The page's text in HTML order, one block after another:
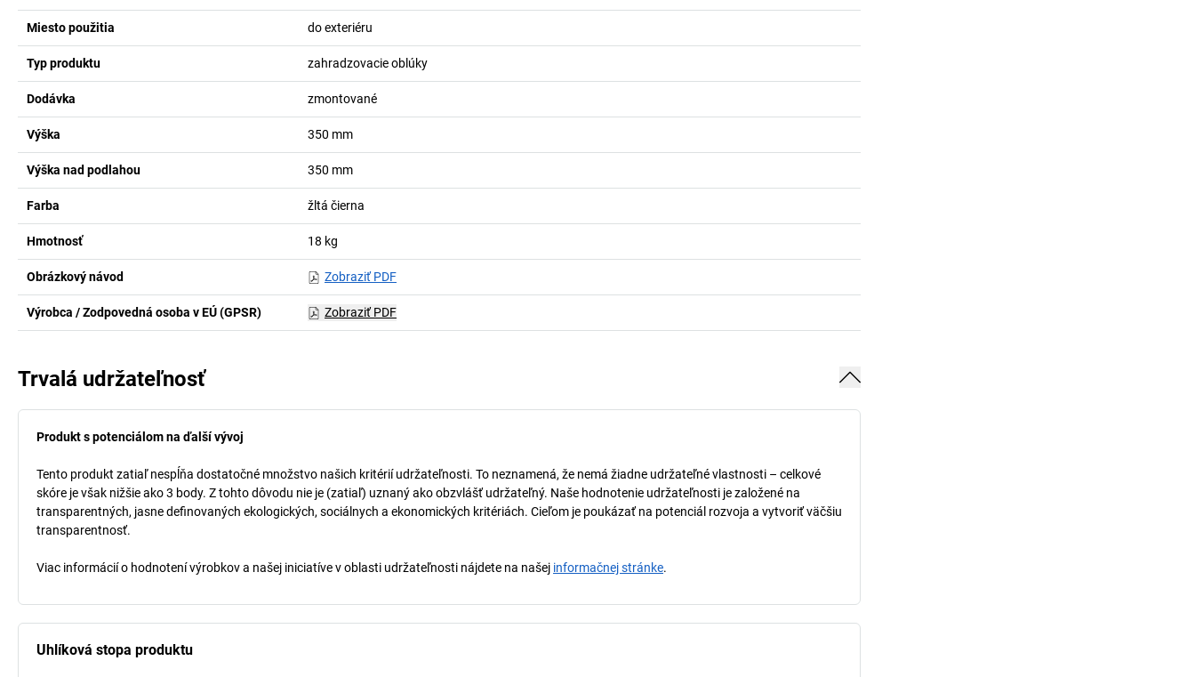
Miesto použitia do exteriéru
Typ produktu zahradzovacie oblúky
Dodávka zmontované
Výška 350 mm
Výška nad podlahou 350 mm
Farba žltá čierna
Hmotnosť 18 kg
Obrázkový návod Zobraziť PDF
Výrobca / Zodpovedná osoba v EÚ (GPSR) Zobraziť PDF
Trvalá udržateľnosť
Produkt s potenciálom na ďalší vývoj
Tento produkt zatiaľ nespĺňa dostatočné množstvo našich kritérií udržateľnosti. To neznamená, že nemá žiadne udržateľné vlastnosti – celkové
skóre je však nižšie ako 3 body. Z tohto dôvodu nie je (zatiaľ) uznaný ako obzvlášť udržateľný. Naše hodnotenie udržateľnosti je založené na
transparentných, jasne definovaných ekologických, sociálnych a ekonomických kritériách. Cieľom je poukázať na potenciál rozvoja a vytvoriť väčšiu
transparentnosť.
Viac informácií o hodnotení výrobkov a našej iniciatíve v oblasti udržateľnosti nájdete na našej informačnej stránke.
Uhlíková stopa produktu